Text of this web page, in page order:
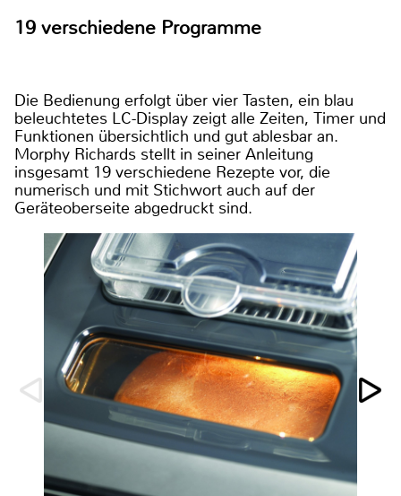
19 verschiedene Programme
Die Bedienung erfolgt über vier Tasten, ein blau
beleuchtetes LC-Display zeigt alle Zeiten, Timer und
Funktionen übersichtlich und gut ablesbar an.
Morphy Richards stellt in seiner Anleitung
insgesamt 19 verschiedene Rezepte vor, die
numerisch und mit Stichwort auch auf der
Geräteoberseite abgedruckt sind.